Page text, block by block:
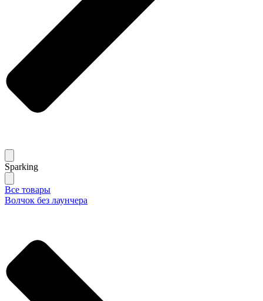
Sparking
Все товары
Волчок без лаунчера